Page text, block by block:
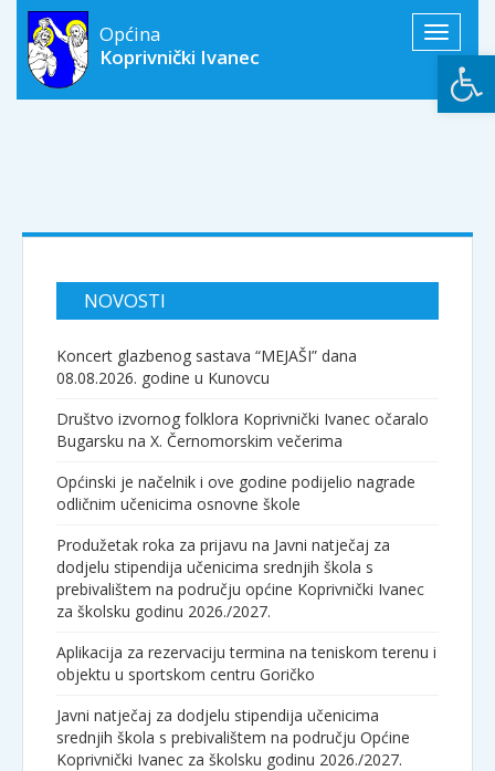
Toggle
Općina
Koprivnički Ivanec
NOVOSTI
Koncert glazbenog sastava “MEJAŠI” dana
08.08.2026. godine u Kunovcu
Društvo izvornog folklora Koprivnički Ivanec očaralo
Bugarsku na X. Černomorskim večerima
Općinski je načelnik i ove godine podijelio nagrade
odličnim učenicima osnovne škole
Produžetak roka za prijavu na Javni natječaj za
dodjelu stipendija učenicima srednjih škola s
prebivalištem na području općine Koprivnički Ivanec
za školsku godinu 2026./2027.
Aplikacija za rezervaciju termina na teniskom terenu i
objektu u sportskom centru Goričko
Javni natječaj za dodjelu stipendija učenicima
srednjih škola s prebivalištem na području Općine
Koprivnički Ivanec za školsku godinu 2026./2027.